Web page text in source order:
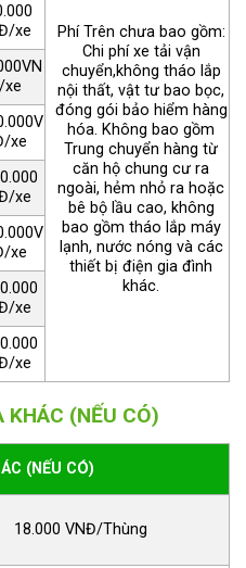
Phí Trên chưa bao gồm:
Chi phí xe tải vận
chuyển,không tháo lắp
nội thất, vật tư bao bọc,
đóng gói bảo hiểm hàng
hóa. Không bao gồm
Trung chuyển hàng từ
căn hộ chung cư ra
ngoài, hẻm nhỏ ra hoặc
bê bộ lầu cao, không
bao gồm tháo lắp máy
lạnh, nước nóng và các
thiết bị điện gia đình
khác.
xe
xe
xe
xe
xe
xe
KHÁC (NẾU CÓ)
(NẾU CÓ)
18.000 VNĐ/Thùng